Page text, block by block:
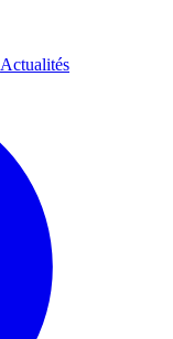
Actualités